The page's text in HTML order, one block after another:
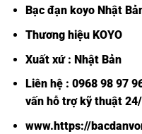
Bạc đạn koyo Nhật
Thương hiệu KOYO
Xuất xứ : Nhật Bản
Liên hệ : 0968 98 97
vấn hỗ trợ kỹ thuật
www.https://